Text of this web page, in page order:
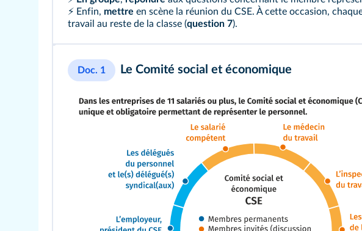
⚡ Enfin, mettre en scène la réunion du CSE. À cette occasion,
travail au reste de la classe (question 7).
Doc. 1 Le Comité social et économique